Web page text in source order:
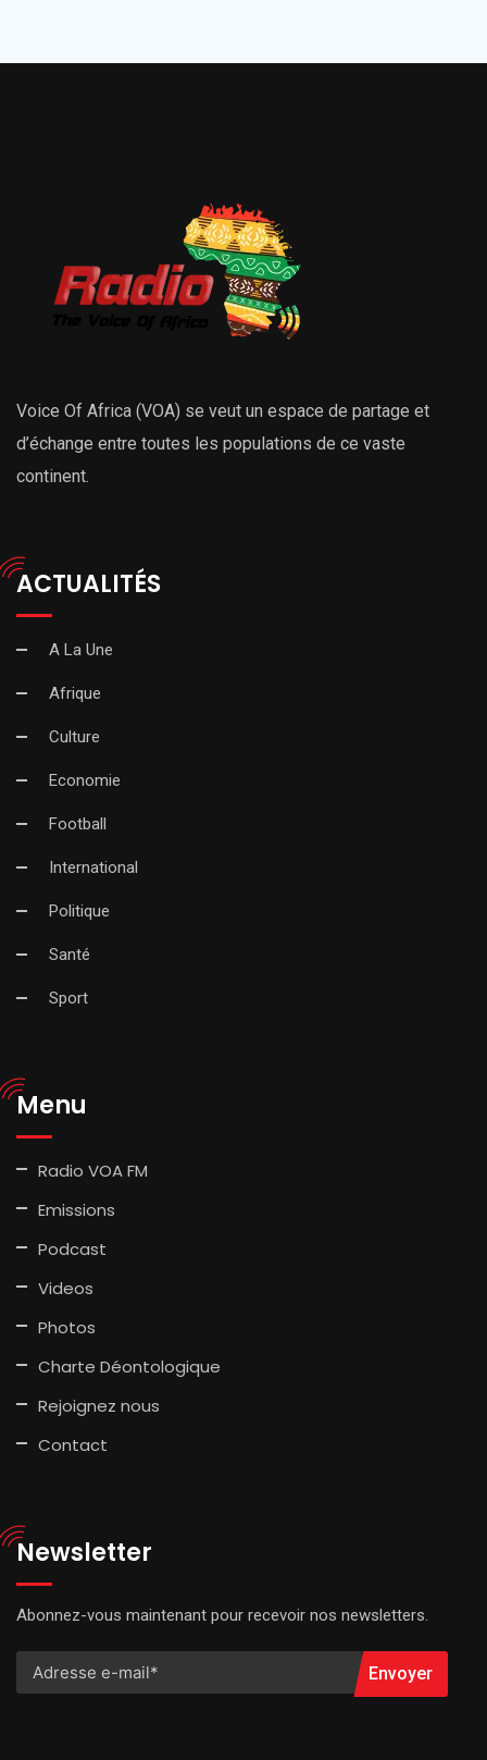
Voice Of Africa (VOA) se veut un espace de partage et
d’échange entre toutes les populations de ce vaste
continent.
ACTUALITÉS
A La Une
Afrique
Culture
Economie
Football
International
Politique
Santé
Sport
Menu
Radio VOA FM
Emissions
Podcast
Videos
Photos
Charte Déontologique
Rejoignez nous
Contact
Newsletter
Abonnez-vous maintenant pour recevoir nos newsletters.
Envoyer